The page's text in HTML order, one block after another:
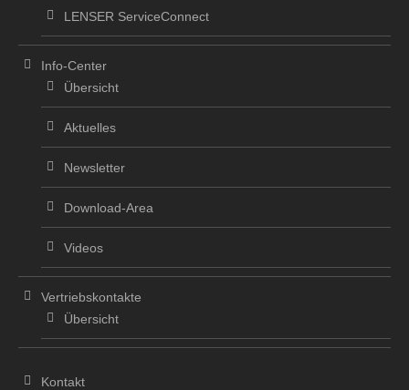
LENSER ServiceConnect
Info-Center
Übersicht
Aktuelles
Newsletter
Download-Area
Videos
Vertriebskontakte
Übersicht
Kontakt